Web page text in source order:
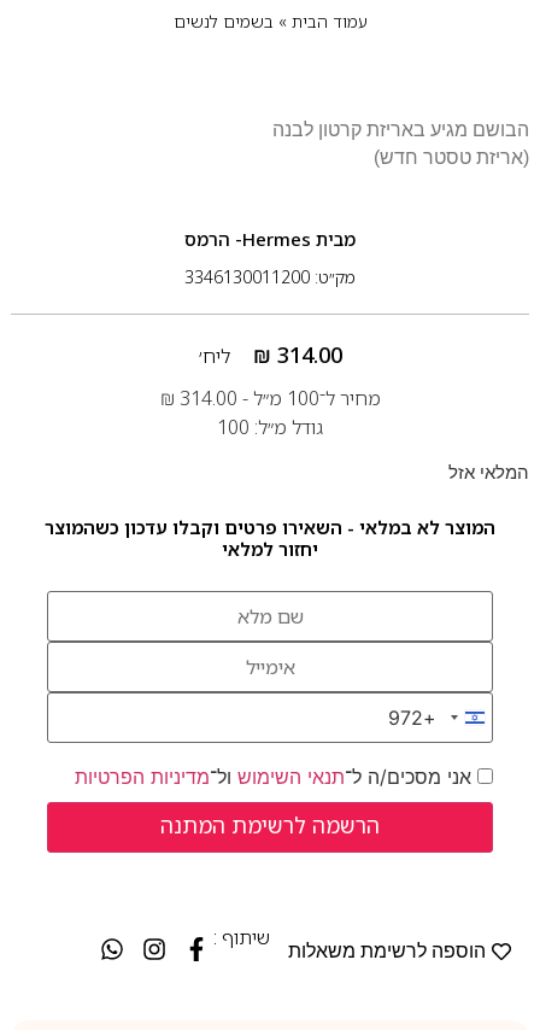
עמוד הבית» בשמים לנשים
הבושם מגיע באריזת קרטון לבנה
(אריזת טסטר חדש)
מבית Hermes- הרמס
מק״ט: 3346130011200
₪ 314.00
ליח׳
מחיר ל־100 מ״ל -
₪ 314.00
גודל מ״ל: 100
המלאי אזל
המוצר לא במלאי - השאירו פרטים וקבלו עדכון כשהמוצר
יחזור למלאי
Israel +972
+972
אני מסכים/ה ל־תנאי השימושול־מדיניות הפרטיות
הוספה לרשימת משאלות
שיתוף :